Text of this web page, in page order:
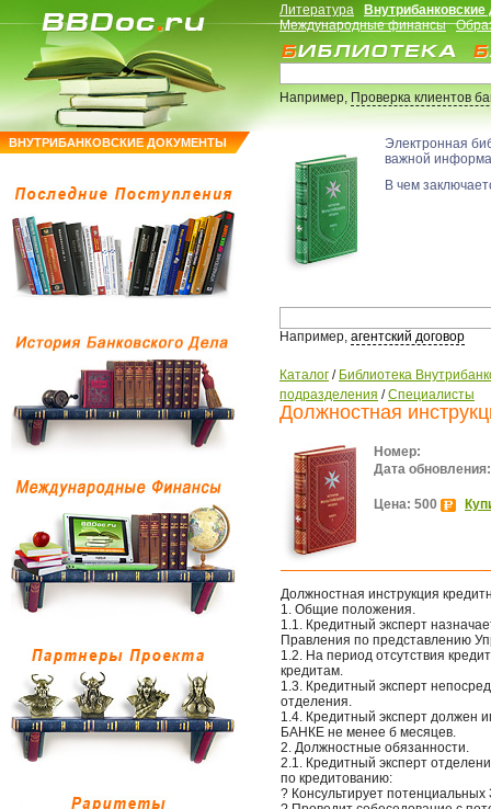
ВНУТРИБАНКОВСКИЕ ДОКУМЕНТЫ
Литература
Международные финансы
Например,Проверка клиентов
Электронная
важной
В чем
Например, агентский договор
Каталог / Библиотека
подразделения /Специалисты
Должностная
Номер:
Дата обновления:
Цена: 500
Должностная инструкция
1. Общие положения.
1.1. Кредитный эксперт
Правления по представлению
1.2. На период отсутствия
кредитам.
1.3. Кредитный эксперт
отделения.
1.4. Кредитный эксперт должен
БАНКЕ не менее б месяцев.
2. Должностные обязанности.
2.1. Кредитный эксперт
по кредитованию:
? Консультирует